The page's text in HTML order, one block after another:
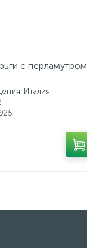
с перламутром
Италия